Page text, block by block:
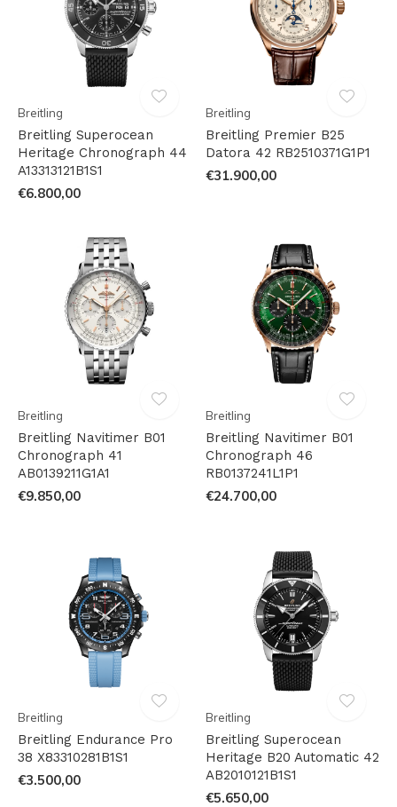
Breitling
Breitling Superocean
Heritage Chronograph 44
A13313121B1S1
€6.800,00
Breitling
Breitling Premier B25
Datora 42 RB2510371G1P1
€31.900,00
Breitling
Breitling Navitimer B01
Chronograph 41
AB0139211G1A1
€9.850,00
Breitling
Breitling Navitimer B01
Chronograph 46
RB0137241L1P1
€24.700,00
Breitling
Breitling Endurance Pro
38 X83310281B1S1
€3.500,00
Breitling
Breitling Superocean
Heritage B20 Automatic 42
AB2010121B1S1
€5.650,00